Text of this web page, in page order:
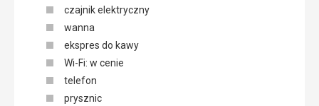
czajnik elektryczny
wanna
ekspres do kawy
Wi-Fi: w cenie
telefon
prysznic